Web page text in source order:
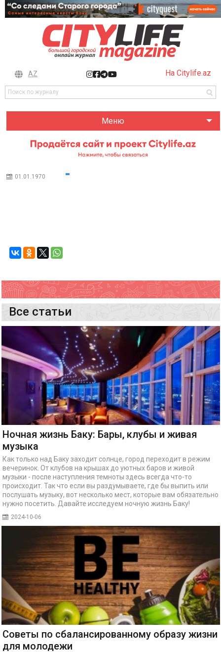
AZ На Citylife.az
Меню
01.01.1970
Все статьи
Ночная жизнь Баку: Бары, клубы и живая
музыка
Как только над Баку заходит солнце, город переходит в режим
вечеринок. От клубов на крышах до уютных баров и живой
музыки - после наступления темноты здесь всегда что-то
происходит. Так что если вы раздумываете, где бы выпить или
послушать музыку, вот несколько мест, которые вам обязательно
нужно посетить. Давайте исследуем ночную жизнь Баку!
2024-10-06
Советы по сбалансированному образу жизни
для молодежи